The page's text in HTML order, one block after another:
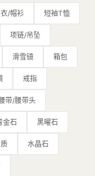
享有盛誉。此外，
等高档材料，展现
特点之一，每一
，数量极其有限。
Hearts在
艺，从设计、铸
品都是经过多道工
质和工艺水平。
浓郁的个性和奢
大奖，并受到
Bella Hadid、滚
/帽衫 短袖T恤
项链/吊坠
滑雪镜 箱包
戒指
带/腰带头
金石 黑曜石
水晶石